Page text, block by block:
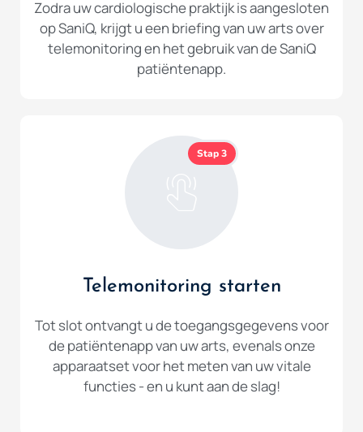
Zodra uw cardiologische praktijk is aangesloten
op SaniQ, krijgt u een briefing van uw arts over
telemonitoring en het gebruik van de SaniQ
patiëntenapp.
Stap 3
Telemonitoring starten
Tot slot ontvangt u de toegangsgegevens voor
de patiëntenapp van uw arts, evenals onze
apparaatset voor het meten van uw vitale
functies - en u kunt aan de slag!